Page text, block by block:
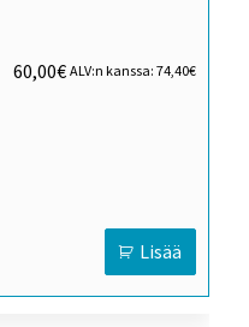
60,00€ ALV:n kanssa: 74,40€
Lisää